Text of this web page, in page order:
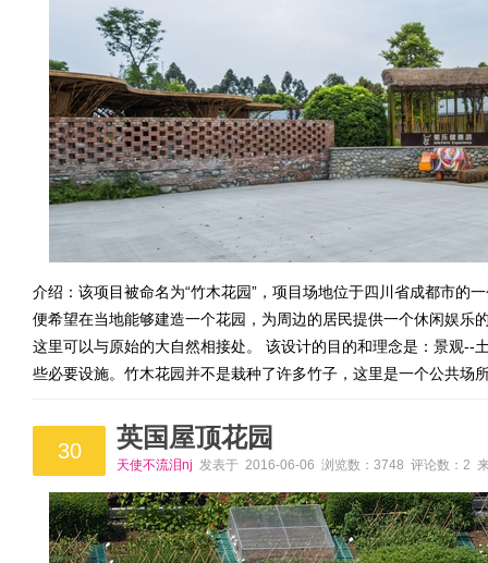
介绍：该项目被命名为“竹木花园”，项目场地位于四川省成都市的
便希望在当地能够建造一个花园，为周边的居民提供一个休闲娱乐
这里可以与原始的大自然相接处。 该设计的目的和理念是：景观--
些必要设施。竹木花园并不是栽种了许多竹子，这里是一个公共场
30 英国屋顶花园
天使不流泪nj 发表于 2016-06-06 浏览数：3748 评论数：2